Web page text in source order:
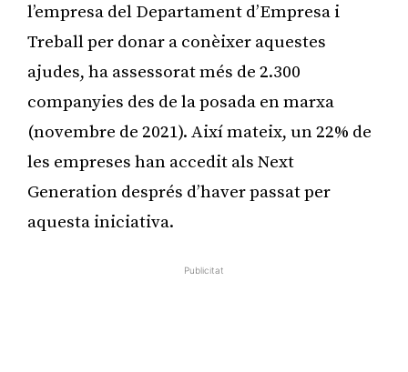
l’empresa del Departament d’Empresa i
Treball per donar a conèixer aquestes
ajudes, ha assessorat més de 2.300
companyies des de la posada en marxa
(novembre de 2021). Així mateix, un 22% de
les empreses han accedit als Next
Generation després d’haver passat per
aquesta iniciativa.
Publicitat